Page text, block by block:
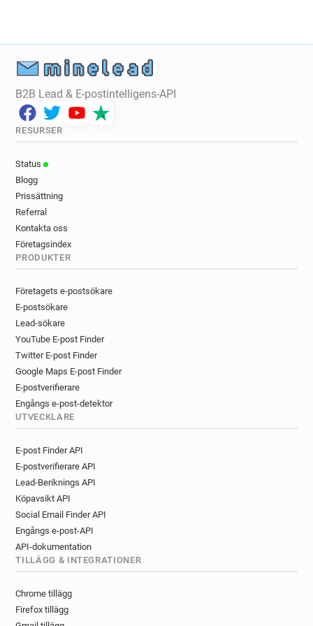
l*******@normandie-univ.fr
c************@normandie-univ.fr
b**********@normandie-univ.fr
x***********@normandie-univ.fr
p*******@normandie-univ.fr
o********@normandie-univ.fr
m**********@normandie-univ.fr
i********@normandie-univ.fr
x*****@normandie-univ.fr
k*****@normandie-univ.fr
c***********@normandie-univ.fr
o*******@normandie-univ.fr
p******@normandie-univ.fr
i********@normandie-univ.fr
s***********@normandie-univ.fr
j******@normandie-univ.fr
d********@normandie-univ.fr
t********@normandie-univ.fr
B2B Lead & E-postintelligens-API
RESURSER
Status
Blogg
Prissättning
Referral
Kontakta oss
Företagsindex
PRODUKTER
Företagets e-postsökare
E-postsökare
Lead-sökare
YouTube E-post Finder
Twitter E-post Finder
Google Maps E-post Finder
E-postverifierare
Engångs e-post-detektor
UTVECKLARE
E-post Finder API
E-postverifierare API
Lead-Beriknings API
Köpavsikt API
Social Email Finder API
Engångs e-post-API
API-dokumentation
TILLÄGG & INTEGRATIONER
Chrome tillägg
Firefox tillägg